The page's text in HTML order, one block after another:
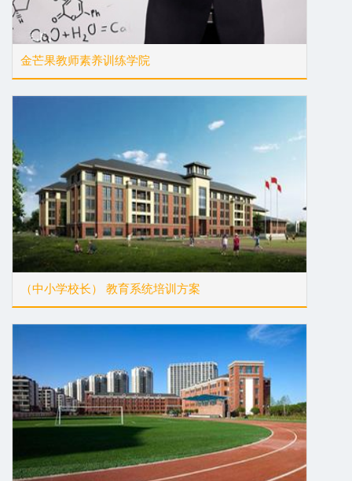
金芒果教师素养训练学院
（中小学校长） 教育系统培训方案